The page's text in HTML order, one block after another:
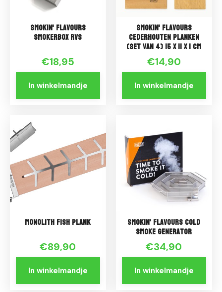
Smokin' Flavours
Smokerbox RVS
€18,95
In winkelmandje
Smokin' Flavours
Cederhouten planken
(set van 4) 15 x 11 x 1 cm
€14,90
In winkelmandje
Monolith Fish plank
€89,90
In winkelmandje
Smokin' Flavours Cold
Smoke Generator
€34,90
In winkelmandje